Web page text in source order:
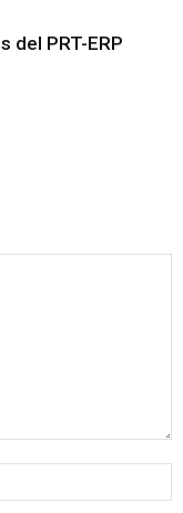
del PRT-ERP